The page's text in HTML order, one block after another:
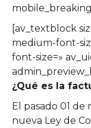
[av_textblock
medium-font-
font-size=»
¿Qué es la
El pasado 01
nueva Ley de